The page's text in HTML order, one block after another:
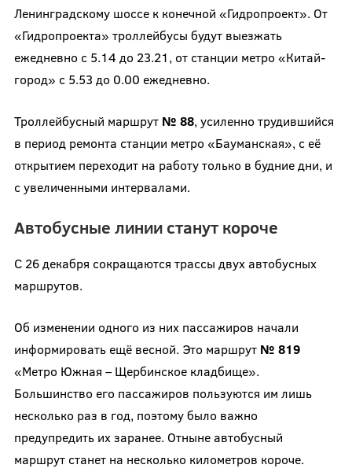
Ленинградскому шоссе к конечной «Гидропроект». От
«Гидропроекта» троллейбусы будут выезжать
ежедневно с 5.14 до 23.21, от станции метро «Китай-
город» с 5.53 до 0.00 ежедневно.
Троллейбусный маршрут № 88, усиленно трудившийся
в период ремонта станции метро «Бауманская», с её
открытием переходит на работу только в будние дни, и
с увеличенными интервалами.
Автобусные линии станут короче
С 26 декабря сокращаются трассы двух автобусных
маршрутов.
Об изменении одного из них пассажиров начали
информировать ещё весной. Это маршрут № 819
«Метро Южная – Щербинское кладбище».
Большинство его пассажиров пользуются им лишь
несколько раз в год, поэтому было важно
предупредить их заранее. Отныне автобусный
маршрут станет на несколько километров короче.